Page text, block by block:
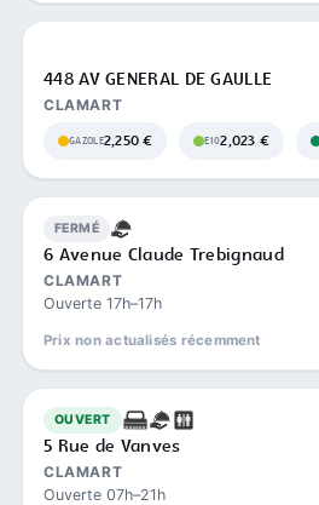
448 AV GENERAL DE GAULLE
CLAMART
GAZOLE2,250 € E102,023 €
FERMÉ
6 Avenue Claude Trebignaud
CLAMART
Ouverte 17h–17h
Prix non actualisés récemment
OUVERT
5 Rue de Vanves
CLAMART
Ouverte 07h–21h